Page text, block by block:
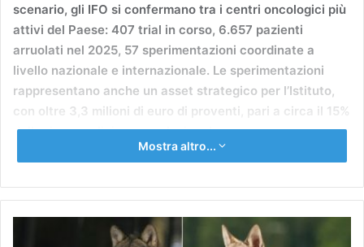
scenario, gli IFO si confermano tra i centri oncologici più
attivi del Paese: 407 trial in corso, 6.657 pazienti
arruolati nel 2025, 57 sperimentazioni coordinate a
livello nazionale e internazionale. Le sperimentazioni
rappresentano anche un asset strategico per l’Istituto,
con oltre 3,3 milioni di euro di proventi, pari a circa il 15%
della ricerca clinica e traslazionale.
Mostra altro...